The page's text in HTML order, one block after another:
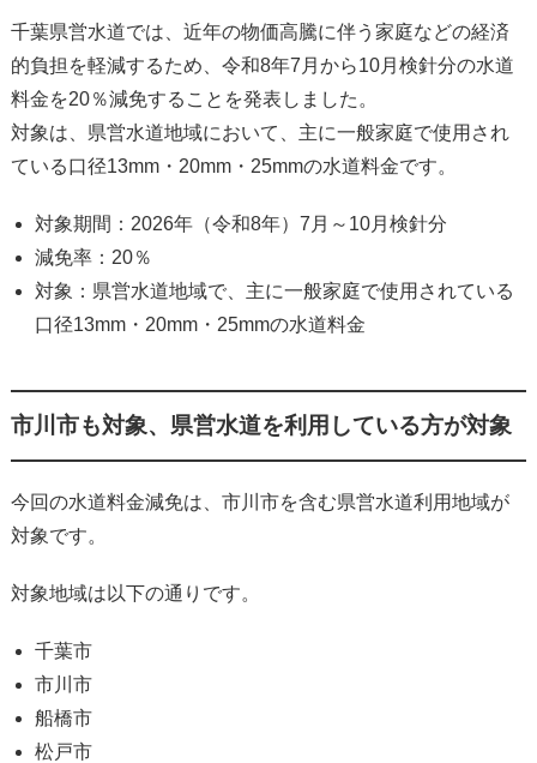
千葉県営水道では、近年の物価高騰に伴う家庭などの経済
的負担を軽減するため、令和8年7月から10月検針分の水道
料金を20％減免することを発表しました。
対象は、県営水道地域において、主に一般家庭で使用され
ている口径13mm・20mm・25mmの水道料金です。
対象期間：2026年（令和8年）7月～10月検針分
減免率：20％
対象：県営水道地域で、主に一般家庭で使用されている
口径13mm・20mm・25mmの水道料金
市川市も対象、県営水道を利用している方が対象
今回の水道料金減免は、市川市を含む県営水道利用地域が
対象です。
対象地域は以下の通りです。
千葉市
市川市
船橋市
松戸市